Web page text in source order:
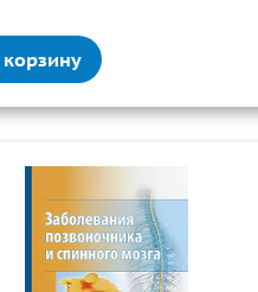
корзину